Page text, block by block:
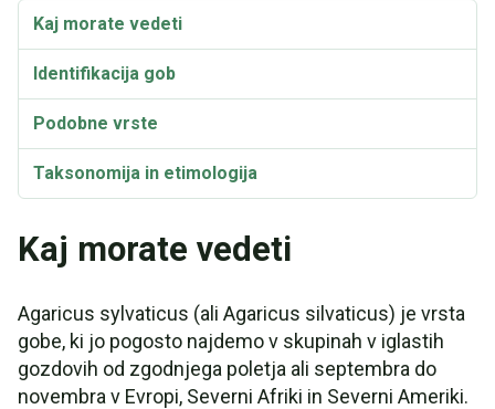
Kaj morate vedeti
Identifikacija gob
Podobne vrste
Taksonomija in etimologija
Kaj morate vedeti
Agaricus sylvaticus (ali Agaricus silvaticus) je vrsta
gobe, ki jo pogosto najdemo v skupinah v iglastih
gozdovih od zgodnjega poletja ali septembra do
novembra v Evropi, Severni Afriki in Severni Ameriki.